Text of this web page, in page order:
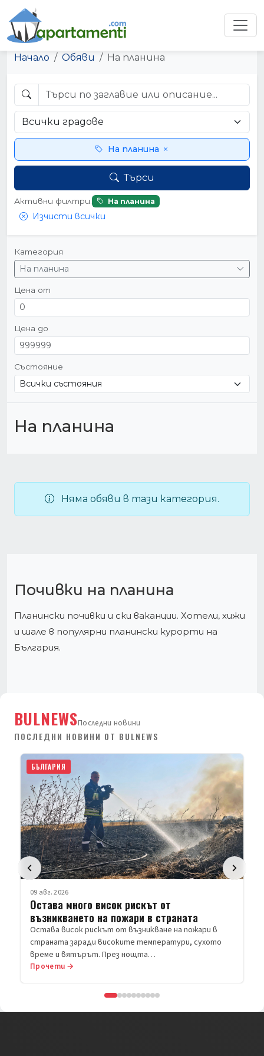
Начало Обяви На планина
На планина
Търси
Активни филтри: На планина
Изчисти всички
Категория
На планина
Цена от
Цена до
Състояние
На планина
Няма обяви в тази категория.
Почивки на планина
Планински почивки и ски ваканции. Хотели, хижи
и шале в популярни планински курорти на
България.
BULNEWSПоследни новини
ПОСЛЕДНИ НОВИНИ ОТ BULNEWS
БЪЛГАРИЯ
09 авг. 2026
Остава много висок рискът от
възникването на пожари в страната
Остава висок рискът от възникване на пожари в
страната заради високите температури, сухото
време и вятърът. През нощта…
Прочети →